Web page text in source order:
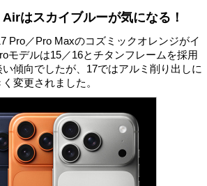
はスカイブルーが気になる！
Pro／Pro Maxのコズミックオレンジがイ
デルは15／16とチタンフレームを採用
傾向でしたが、17ではアルミ削り出しに
変更されました。